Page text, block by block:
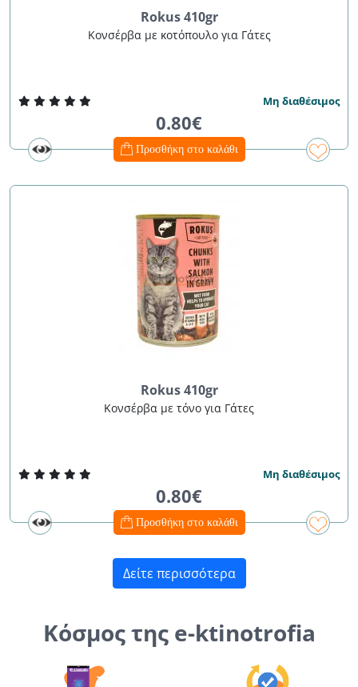
Rokus 410gr
Κονσέρβα με κοτόπουλο για Γάτες
Μη διαθέσιμος
0.80€
Προσθήκη στο καλάθι
Rokus 410gr
Κονσέρβα με τόνο για Γάτες
Μη διαθέσιμος
0.80€
Προσθήκη στο καλάθι
Δείτε περισσότερα
Κόσμος της e-ktinotrofia